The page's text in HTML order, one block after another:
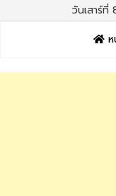
วันเสาร์